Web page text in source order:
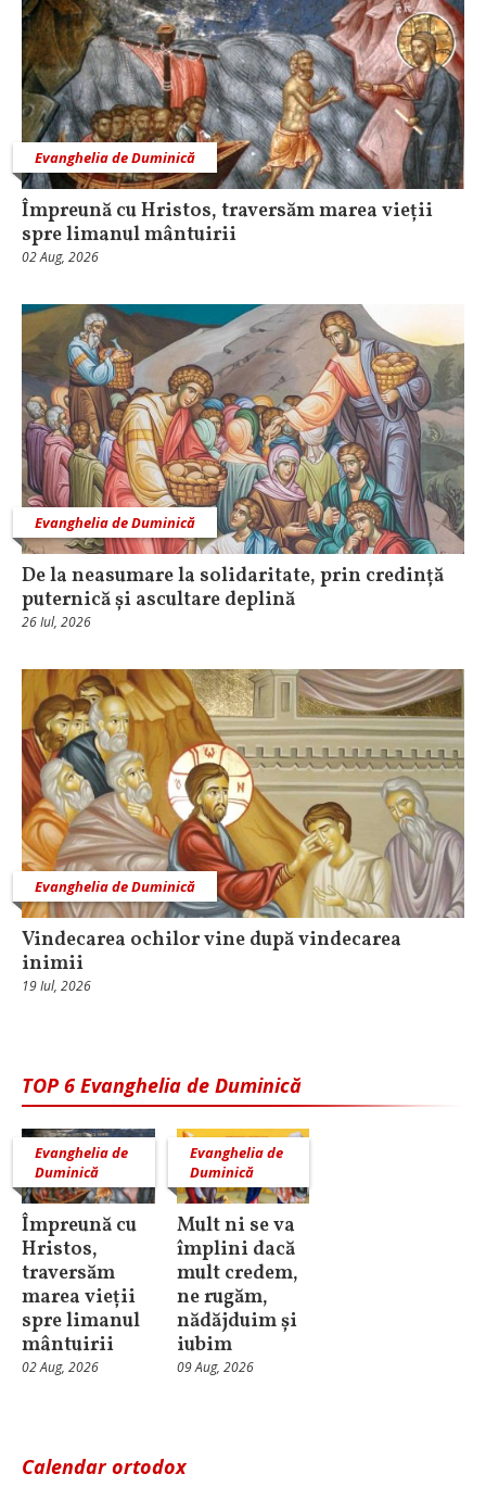
Evanghelia de Duminică
Împreună cu Hristos, traversăm marea vieții
spre limanul mântuirii
02 Aug, 2026
Evanghelia de Duminică
De la neasumare la solidaritate, prin credință
puternică și ascultare deplină
26 Iul, 2026
Evanghelia de Duminică
Vindecarea ochilor vine după vindecarea
inimii
19 Iul, 2026
TOP 6 Evanghelia de Duminică
Evanghelia de
Duminică
Împreună cu
Hristos,
traversăm
marea vieții
spre limanul
mântuirii
02 Aug, 2026
Evanghelia de
Duminică
Mult ni se va
împlini dacă
mult credem,
ne rugăm,
nădăjduim și
iubim
09 Aug, 2026
Calendar ortodox